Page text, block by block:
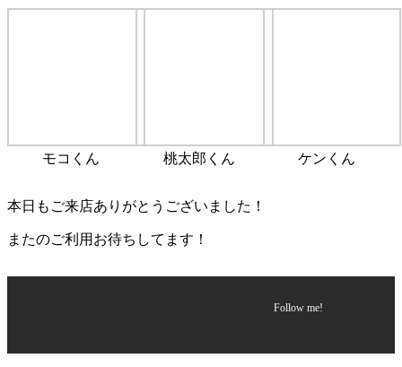
モコくん 桃太郎くん ケンくん
本日もご来店ありがとうございました！
またのご利用お待ちしてます！
Follow me!